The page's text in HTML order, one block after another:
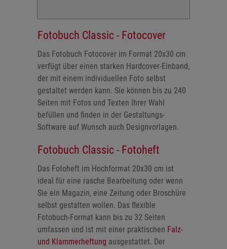
Fotobuch Classic - Fotocover
Das Fotobuch Fotocover im Format 20x30 cm
verfügt über einen starken Hardcover-Einband,
der mit einem individuellen Foto selbst
gestaltet werden kann. Sie können bis zu 240
Seiten mit Fotos und Texten Ihrer Wahl
befüllen und finden in der Gestaltungs-
Software auf Wunsch auch Designvorlagen.
Fotobuch Classic - Fotoheft
Das Fotoheft im Hochformat 20x30 cm ist
ideal für eine rasche Bearbeitung oder wenn
Sie ein Magazin, eine Zeitung oder Broschüre
selbst gestalten wollen. Das flexible
Fotobuch-Format kann bis zu 32 Seiten
umfassen und ist mit einer praktischen Falz-
und Klammerheftung ausgestattet. Der